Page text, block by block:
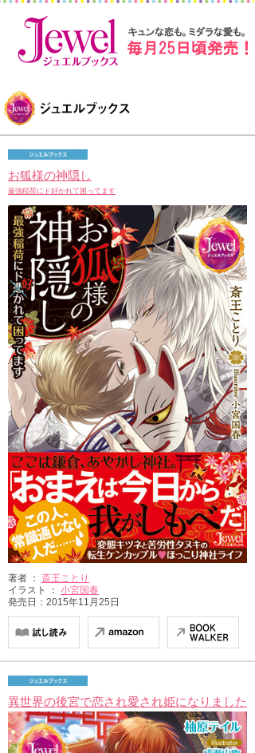
お狐様の神隠し
最強稲荷にド好かれて困ってます
著者 ： 斎王ことり
イラスト ： 小宮国春
発売日：2015年11月25日
異世界の後宮で恋され愛され姫になりました